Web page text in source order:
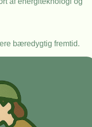
bæredygtig fremtid.